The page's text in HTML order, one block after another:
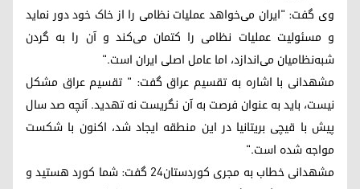
وی گفت: "ایران می‌خواهد عملیات نظامی را از خاک خود دور نماید
و مسئولیت عملیات نظامی را کتمان می‌کند و آن را بە گردن
شبه‌نظامیان می‌اندازد، اما عامل اصلی ایران است."
مشهدانی با اشاره بە تقسیم عراق گفت: " تقسیم عراق مشکل
نیست، باید به عنوان فرصت بە آن نگریست نە تهدید. آنچه صد سال
پیش با قیچی بریتانیا در این منطقه ایجاد شد، اکنون با شکست
مواجه شده است."
مشهدانی خطاب به مجری کوردستان۲۴ گفت: شما کورد هستید و